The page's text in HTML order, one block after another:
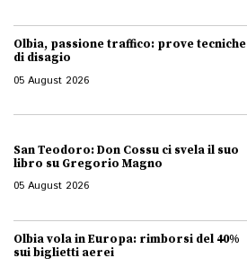
Olbia, passione traffico: prove tecniche
di disagio
05 August 2026
San Teodoro: Don Cossu ci svela il suo
libro su Gregorio Magno
05 August 2026
Olbia vola in Europa: rimborsi del 40%
sui biglietti aerei